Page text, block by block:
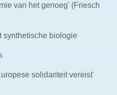
van het genoeg' (Friesch
synthetische biologie
solidariteit vereist'